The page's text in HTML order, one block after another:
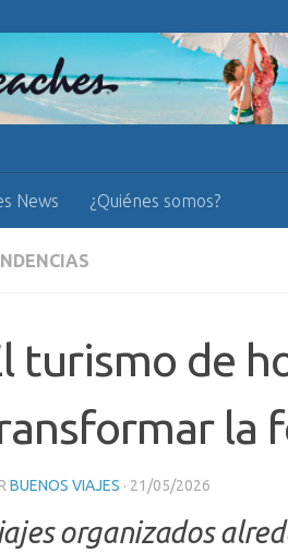
News ¿Quiénes somos?
turismo de
la
BUENOS VIAJES · 21/05/2026
organizados